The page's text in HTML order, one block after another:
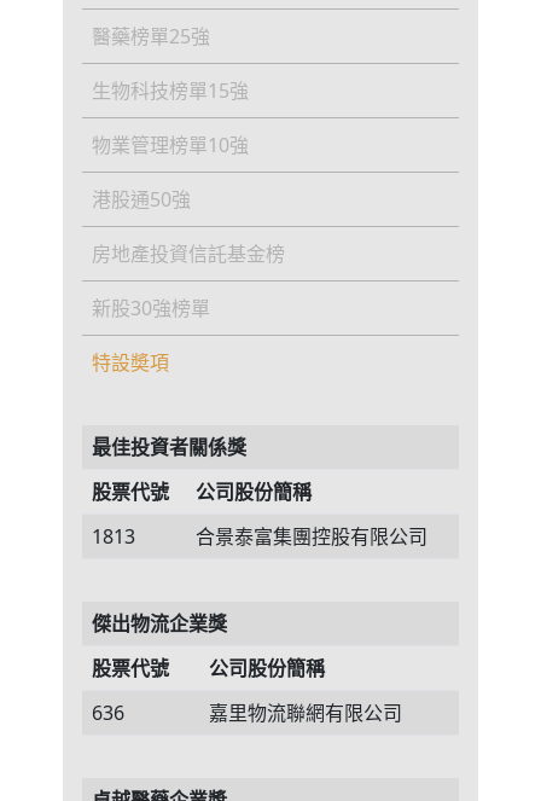
醫藥榜單25強
生物科技榜單15強
物業管理榜單10強
港股通50強
房地產投資信託基金榜
新股30強榜單
特設奬項
最佳投資者關係獎
股票代號
公司股份簡稱
1813
合景泰富集團控股有限公司
傑出物流企業獎
股票代號
公司股份簡稱
636
嘉里物流聯網有限公司